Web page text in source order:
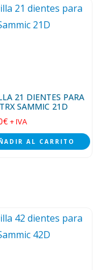
21 DIENTES PARA
TRX SAMMIC 21D
€ + IVA
AL CARRITO